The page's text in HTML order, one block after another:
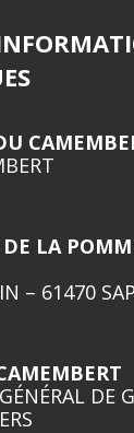
DE LA
– 61470
DE